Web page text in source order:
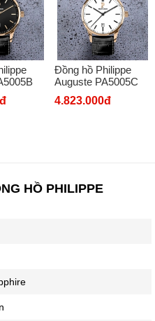
- Hà Đông - Hà Nội
- Long Biên - Hà Nội
- Sơn Tây - Hà Nội
- Cầu Giấy - Hà Nội
Ocean Park 1, Dương
Đồng hồ Philippe
Auguste PA5005C
4.823.000đ
HỒ PHILIPPE